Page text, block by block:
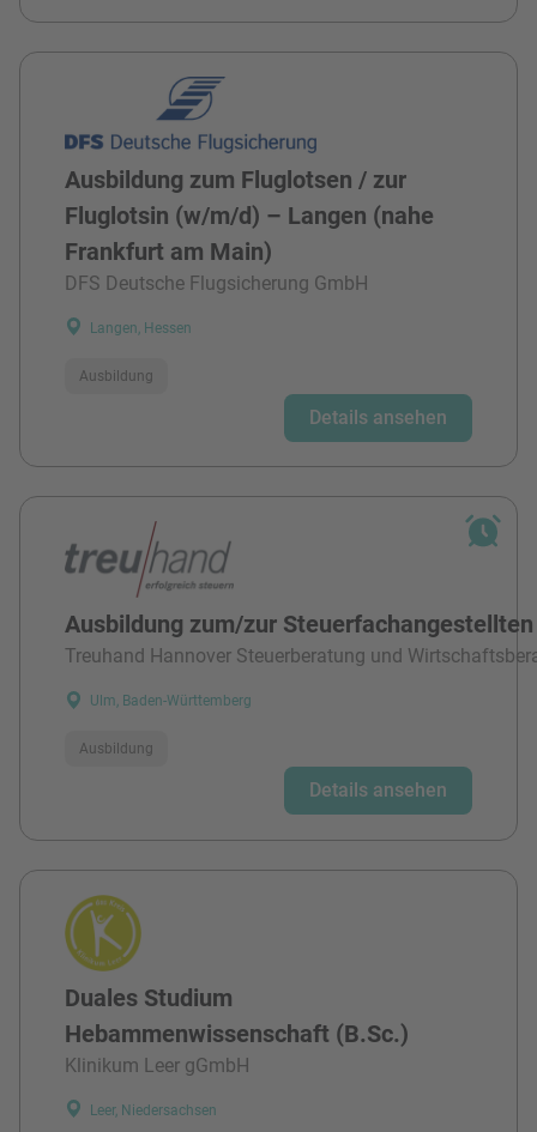
Ausbildung zum Fluglotsen / zur
Fluglotsin (w/m/d) – Langen (nahe
Frankfurt am Main)
DFS Deutsche Flugsicherung GmbH
Langen, Hessen
Ausbildung
Details ansehen
Ausbildung zum/zur
Treuhand Hannover Steuerberatung und
Ulm, Baden-Württemberg
Ausbildung
Details ansehen
Duales Studium
Hebammenwissenschaft (B.Sc.)
Klinikum Leer gGmbH
Leer, Niedersachsen